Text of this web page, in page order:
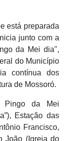
está preparada
junto com a
da Mei dia",
do Município
contínua dos
de Mossoró.
Pingo da Mei
Estação das
Francisco,
João (Igreja do